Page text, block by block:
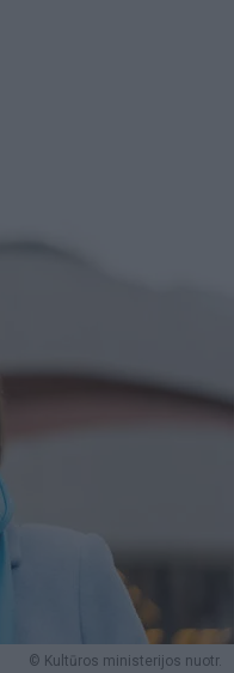
© Kultūros ministerijos nuotr.